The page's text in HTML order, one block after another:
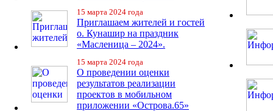
15 марта 2024 года
Приглашаем жителей и гостей
о. Кунашир на праздник
«Масленица – 2024».
15 марта 2024 года
О проведении оценки
результатов реализации
проектов в мобильном
приложении «Острова.65»